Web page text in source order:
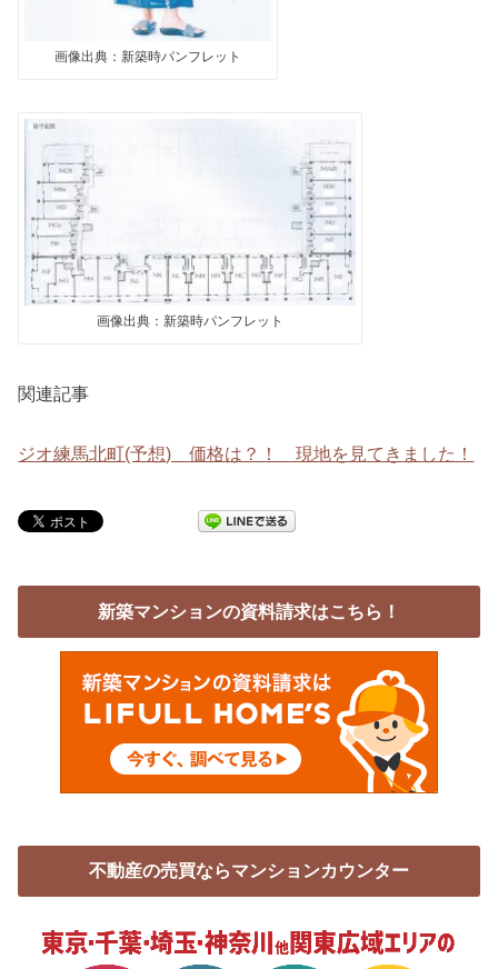
画像出典：新築時パンフレット
画像出典：新築時パンフレット
関連記事
ジオ練馬北町(予想) 価格は？！ 現地を見てきました！
新築マンションの資料請求はこちら！
不動産の売買ならマンションカウンター